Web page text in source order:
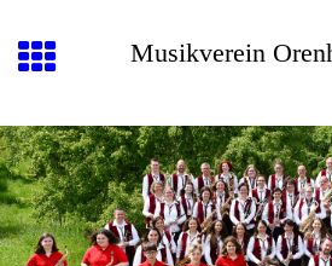
Musikverein